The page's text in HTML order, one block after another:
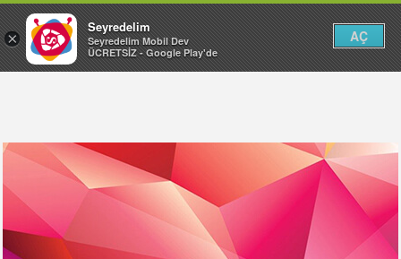
×
Seyredelim
Seyredelim Mobil Dev
ÜCRETSİZ - Google Play'de
AÇ